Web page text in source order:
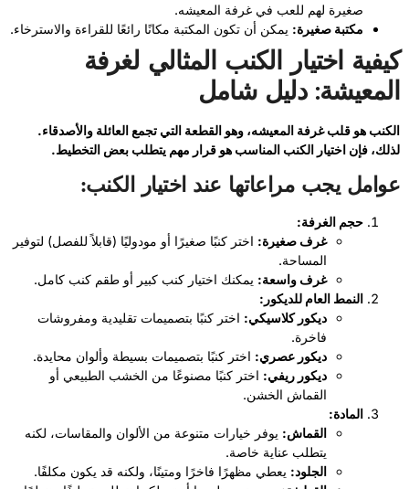
صغيرة لهم للعب في غرفة المعيشه.
مكتبة صغيرة: يمكن أن تكون المكتبة مكانًا رائعًا للقراءة والاسترخاء.
كيفية اختيار الكنب المثالي لغرفة
المعيشة: دليل شامل
الكنب هو قلب غرفة المعيشه، وهو القطعة التي تجمع العائلة والأصدقاء.
لذلك، فإن اختيار الكنب المناسب هو قرار مهم يتطلب بعض التخطيط.
عوامل يجب مراعاتها عند اختيار الكنب:
حجم الغرفة:
غرف صغيرة: اختر كنبًا صغيرًا أو مودوليًا (قابلاً للفصل) لتوفير
المساحة.
غرف واسعة: يمكنك اختيار كنب كبير أو طقم كنب كامل.
النمط العام للديكور:
ديكور كلاسيكي: اختر كنبًا بتصميمات تقليدية ومفروشات
فاخرة.
ديكور عصري: اختر كنبًا بتصميمات بسيطة وألوان محايدة.
ديكور ريفي: اختر كنبًا مصنوعًا من الخشب الطبيعي أو
القماش الخشن.
المادة:
القماش: يوفر خيارات متنوعة من الألوان والمقاسات، لكنه
يتطلب عناية خاصة.
الجلود: يعطي مظهرًا فاخرًا ومتينًا، ولكنه قد يكون مكلفًا.